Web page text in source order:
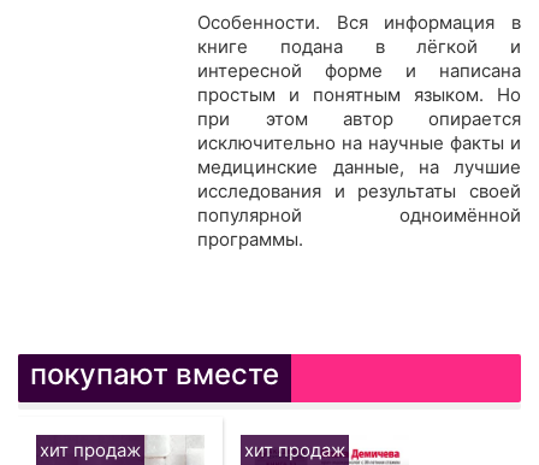
Особенности. Вся информация в
книге подана в лёгкой и
интересной форме и написана
простым и понятным языком. Но
при этом автор опирается
исключительно на научные факты и
медицинские данные, на лучшие
исследования и результаты своей
популярной одноимённой
программы.
покупают вместе
хит продаж хит продаж